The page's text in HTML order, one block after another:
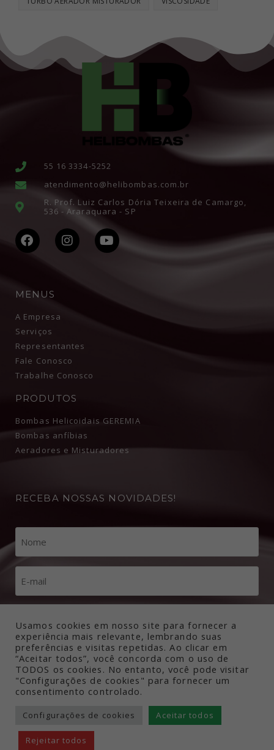
55 16 3334-5252
atendimento@helibombas.com.br
R. Prof. Luiz Carlos Dória Teixeira de Camargo,
536 - Araraquara - SP
MENUS
A Empresa
Serviços
Representantes
Fale Conosco
Trabalhe Conosco
PRODUTOS
Bombas Helicoidais GEREMIA
Bombas anfíbias
Aeradores e Misturadores
RECEBA NOSSAS NOVIDADES!
© COPYRIGHT 2026 – HELIBOMBAS. TODOS OS DIREITOS
Usamos cookies em nosso site para fornecer a
experiência mais relevante, lembrando suas
preferências e visitas repetidas. Ao clicar em
“Aceitar todos”, você concorda com o uso de
TODOS os cookies. No entanto, você pode visitar
"Configurações de cookies" para fornecer um
consentimento controlado.
Configurações de cookies Aceitar todos
Rejeitar todos